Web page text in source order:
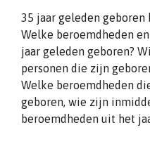
35 jaar geleden geboren
Welke beroemdheden
jaar geleden geboren?
personen die zijn
Welke beroemdheden
geboren, wie zijn
beroemdheden uit het